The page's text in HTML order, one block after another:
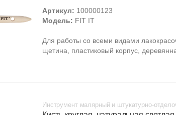
Артикул: 100000123
Модель: FIT IT
Для работы со всеми видами
щетина, пластиковый корпус,
Инструмент малярный и штукатурно-